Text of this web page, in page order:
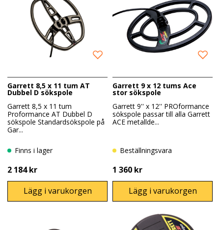
Garrett 8,5 x 11 tum AT
Dubbel D sökspole
Garrett 8,5 x 11 tum
Proformance AT Dubbel D
sökspole Standardsökspole på
Gar...
Finns i lager
2 184 kr
Lägg i varukorgen
Garrett 9 x 12 tums Ace
stor sökspole
Garrett 9'' x 12'' PROformance
sökspole passar till alla Garrett
ACE metallde...
Beställningsvara
1 360 kr
Lägg i varukorgen